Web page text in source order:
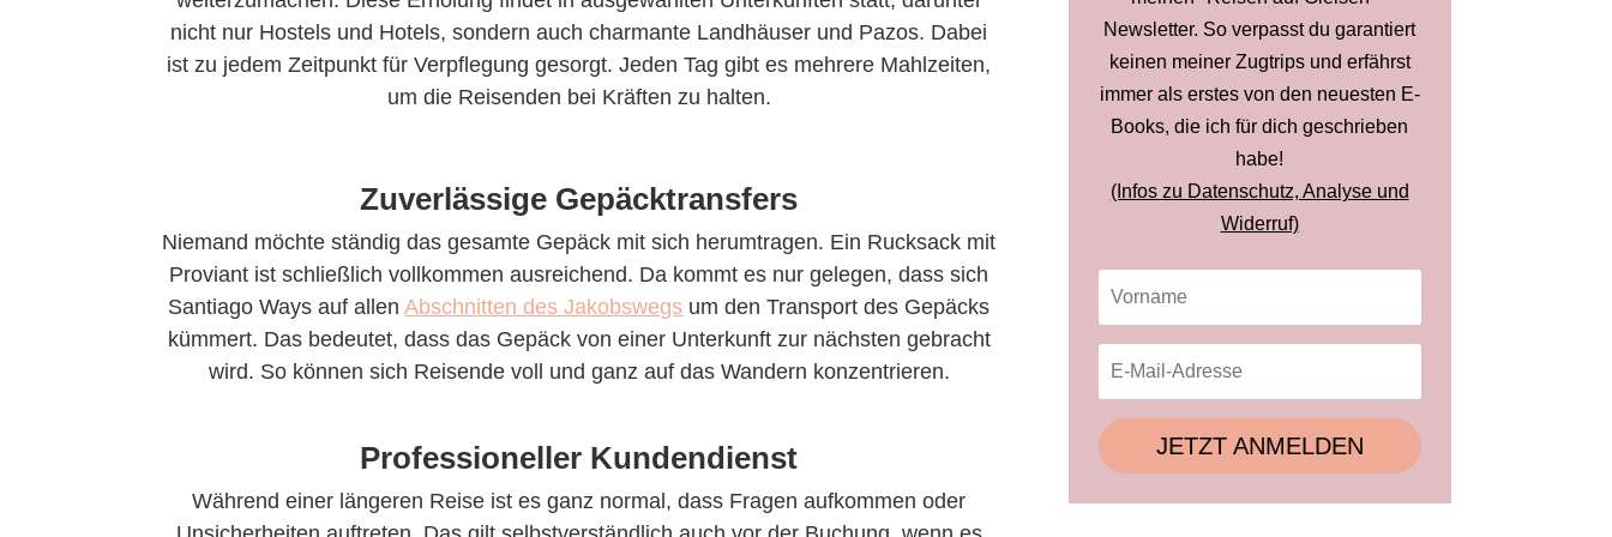
nicht nur Hostels und Hotels, sondern auch charmante Landhäuser und Pazos. Dabei
ist zu jedem Zeitpunkt für Verpflegung gesorgt. Jeden Tag gibt es mehrere Mahlzeiten,
um die Reisenden bei Kräften zu halten.
Zuverlässige Gepäcktransfers
Niemand möchte ständig das gesamte Gepäck mit sich herumtragen. Ein Rucksack mit
Proviant ist schließlich vollkommen ausreichend. Da kommt es nur gelegen, dass sich
Santiago Ways auf allenAbschnitten des Jakobswegs um den Transport des Gepäcks
kümmert. Das bedeutet, dass das Gepäck von einer Unterkunft zur nächsten gebracht
wird. So können sich Reisende voll und ganz auf das Wandern konzentrieren.
Professioneller Kundendienst
Während einer längeren Reise ist es ganz normal, dass Fragen aufkommen oder
Newsletter. So verpasst du garantiert
keinen meiner Zugtrips und erfährst
immer als erstes von den neuesten E-
Books, die ich für dich geschrieben
habe!
(Infos zu Datenschutz, Analyse und
Widerruf)
JETZT ANMELDEN